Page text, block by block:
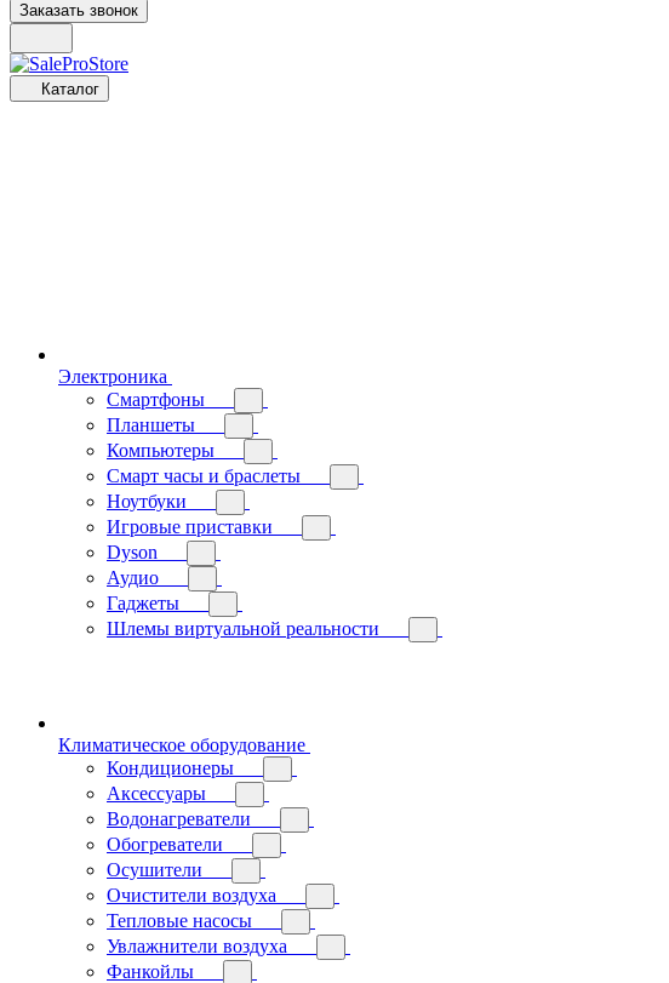
Заказать звонок
Каталог
Электроника
Смартфоны
Планшеты
Компьютеры
Смарт часы и браслеты
Ноутбуки
Игровые приставки
Dyson
Аудио
Гаджеты
Шлемы виртуальной реальности
Климатическое оборудование
Кондиционеры
Аксессуары
Водонагреватели
Обогреватели
Осушители
Очистители воздуха
Тепловые насосы
Увлажнители воздуха
Фанкойлы